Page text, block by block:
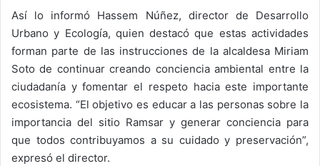
Así lo informó Hassem Núñez, director de Desarrollo
Urbano y Ecología, quien destacó que estas actividades
forman parte de las instrucciones de la alcaldesa Miriam
Soto de continuar creando conciencia ambiental entre la
ciudadanía y fomentar el respeto hacia este importante
ecosistema. “El objetivo es educar a las personas sobre la
importancia del sitio Ramsar y generar conciencia para
que todos contribuyamos a su cuidado y preservación”,
expresó el director.